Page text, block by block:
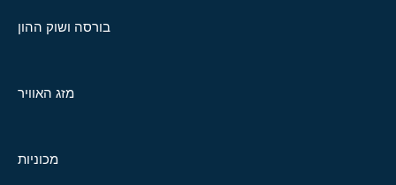
בורסה ושוק ההון
מזג האוויר
מכוניות